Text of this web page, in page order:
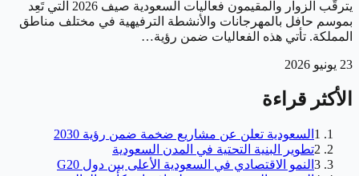
يترقّب الزوار والمقيمون فعاليات السعودية صيف 2026 التي تَعِد
بموسم حافل بالمهرجانات والأنشطة الترفيهية في مختلف مناطق
المملكة. تأتي هذه الفعاليات ضمن رؤية…
23 يونيو 2026
الأكثر قراءة
1 السعودية تعلن عن مشاريع ضخمة ضمن رؤية 2030
2تطوير البنية التحتية في المدن السعودية
3 النمو الاقتصادي في السعودية الأعلى بين دول G20